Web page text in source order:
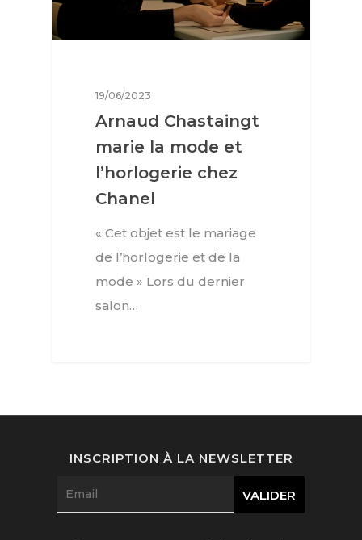
19/06/2023
Arnaud Chastaingt
marie la mode et
l’horlogerie chez
Chanel
« Cet objet est le mariage
de l’horlogerie et de la
mode » Lors du dernier
salon…
INSCRIPTION À LA NEWSLETTER
Mode
Horlogerie
Joaillerie